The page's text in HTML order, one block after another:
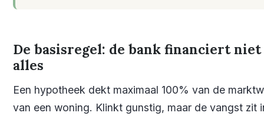
De basisregel: de bank financiert niet
alles
Een hypotheek dekt maximaal 100% van de
van een woning. Klinkt gunstig, maar de vangst zit